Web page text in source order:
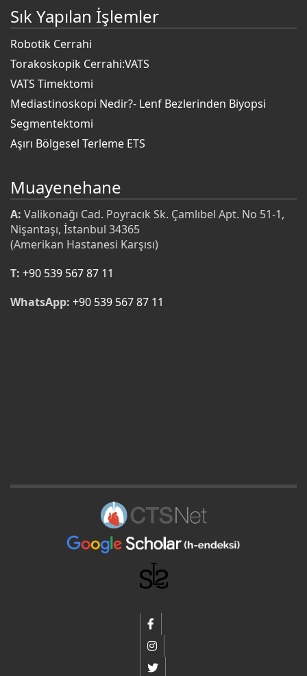
Sık Yapılan İşlemler
Robotik Cerrahi
Torakoskopik Cerrahi:VATS
VATS Timektomi
Mediastinoskopi Nedir?- Lenf Bezlerinden Biyopsi
Segmentektomi
Aşırı Bölgesel Terleme ETS
Muayenehane
A: Valikonağı Cad. Poyracık Sk. Çamlıbel Apt. No 51-1,
Nişantaşı, İstanbul 34365
(Amerikan Hastanesi Karşısı)
T: +90 539 567 87 11
WhatsApp: +90 539 567 87 11